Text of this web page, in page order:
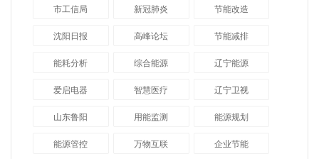
市工信局 新冠肺炎 节能改造
沈阳日报 高峰论坛 节能减排
能耗分析 综合能源 辽宁能源
爱启电器 智慧医疗 辽宁卫视
山东鲁阳 用能监测 能源规划
能源管控 万物互联 企业节能